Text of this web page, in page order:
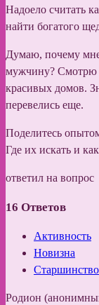
Надоело считать
найти богатого
Думаю, почему мне
мужчину? Смотрю
красивых домов.
перевелись еще.
Поделитесь
Где их искать и
ответил на вопрос
16 Ответов
Активность
Новизна
Старшинство
Родион